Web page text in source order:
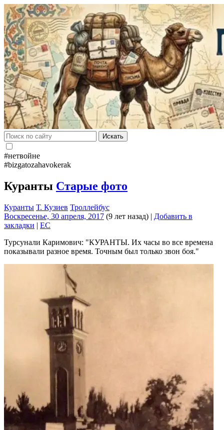
Искать
#нетвойне
#bizgatozahavokerak
Куранты Старые фото
Куранты Т. Кузиев Троллейбус
Воскресенье, 30 апреля, 2017 (9 лет назад) | Добавить в
закладки | EC
Турсунали Каримович:
КУРАНТЫ. Их часы во все времена
показывали разное время. Точным был только звон боя.